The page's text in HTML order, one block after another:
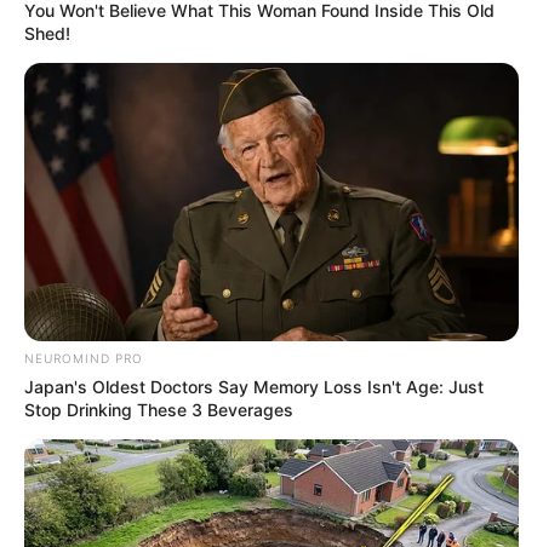
You Won't Believe What This Woman Found Inside This Old
Shed!
NEUROMIND PRO
Japan's Oldest Doctors Say Memory Loss Isn't Age: Just
Stop Drinking These 3 Beverages